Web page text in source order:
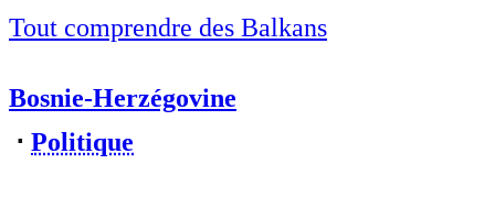
Tout comprendre des Balkans
Bosnie-Herzégovine
⋅ Politique